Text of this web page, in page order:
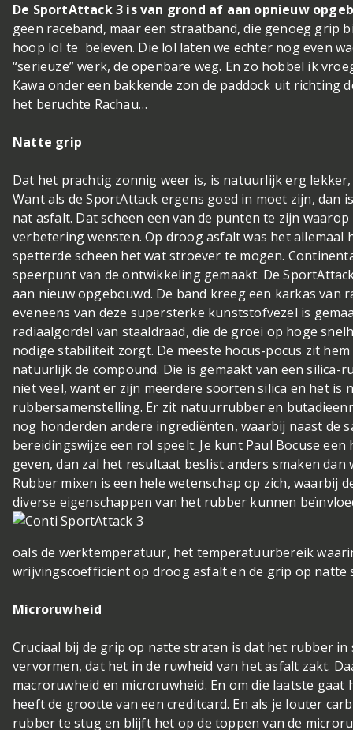
De SportAttack 3 is van grond af aan opnieuw
geen raceband, maar een straatband, die genoeg grip
hoop lol te beleven. Die lol laten we echter nog even
“serieuze” werk, de openbare weg. En zo hobbel ik
Kawa onder een bakkende zon de paddock uit richting
het beruchte Rachau…
Natte grip
Dat het prachtig zonnig weer is, is natuurlijk erg
Want als de SportAttack ergens goed in moet zijn, dan
nat asfalt. Dat scheen een van de punten te zijn
verbetering wensten. Op droog asfalt was het allemaal
spetterde scheen het wat stroever te mogen.
speerpunt van de ontwikkeling gemaakt. De
aan nieuw opgebouwd. De band kreeg een karkas van
eveneens van deze supersterke kunststofvezel is
radiaalgordel van staaldraad, die de groei op hoge
nodige stabiliteit zorgt. De meeste hocus-pocus zit
natuurlijk de compound. Die is gemaakt van een silica-
niet veel, want er zijn meerdere soorten silica en het is
rubbersamenstelling. Er zit natuurrubber en
nog honderden andere ingrediënten, waarbij naast de
bereidingswijze een rol speelt. Je kunt Paul Bocuse
geven, dan zal het resultaat beslist anders smaken dan
Rubber mixen is een hele wetenschap op zich, waarbij
diverse eigenschappen van het rubber kunnen
oals de werktemperatuur, het temperatuurbereik
wrijvingscoëfficiënt op droog asfalt en de grip op natte
Microruwheid
Cruciaal bij de grip op natte straten is dat het rubber in
vervormen, dat het in de ruwheid van het asfalt zakt.
macroruwheid en microruwheid. En om die laatste gaat
heeft de grootte van een creditcard. En als je louter
rubber te stug en blijft het op de toppen van de